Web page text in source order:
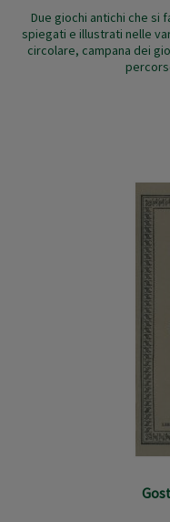
Due giochi antichi che si
spiegati e illustrati nelle
circolare, campana dei